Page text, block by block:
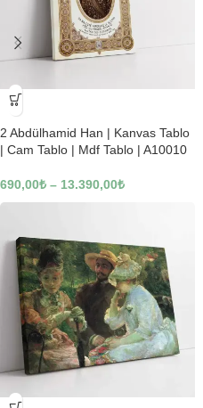
-23%
2 Abdülhamid Han | Kanvas Tablo
| Cam Tablo | Mdf Tablo | A10010
690,00₺ – 13.390,00₺